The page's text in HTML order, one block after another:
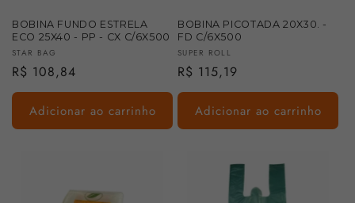
BOBINA FUNDO ESTRELA
ECO 25X40 - PP - CX C/6X500
Fornecedor:
STAR BAG
Preço
normal
R$ 108,84
Adicionar ao carrinho
BOBINA PICOTADA 20X30. -
FD C/6X500
Fornecedor:
SUPER ROLL
Preço
normal
R$ 115,19
Adicionar ao carrinho